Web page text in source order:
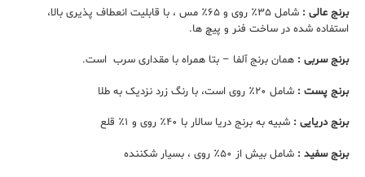
برنج عالی :
شامل ۳۵٪ روی و ۶۵٪ مس ، با قابلیت انعطاف پذیری بالا،
استفاده شده در ساخت فنر و پیچ ها.
برنج سربی : همان برنج آلفا – بتا همراه با مقداری سرب است.
برنج پست : شامل ۲۰٪ روی است، با رنگ زرد نزدیک به طلا
برنج دریایی : شبیه به برنج دریا سالار با ۴۰٪ روی و ۱٪ قلع
برنج سفید : شامل بیش از ۵۰٪ روی ، بسیار شکننده